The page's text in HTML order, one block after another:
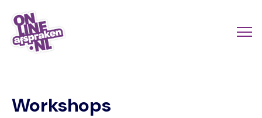
Naar
hoofdinhoud
Workshops